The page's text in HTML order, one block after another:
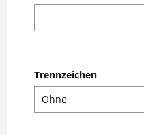
Trennzeichen